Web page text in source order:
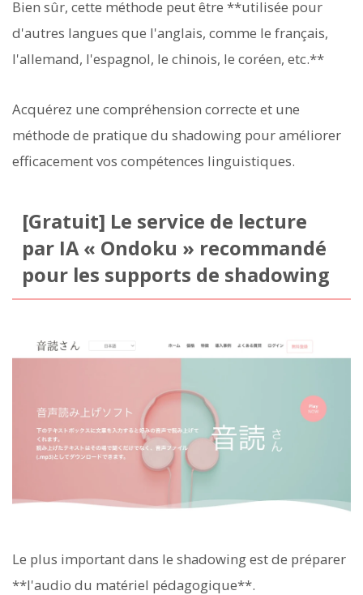
Bien sûr, cette méthode peut être **utilisée pour
d'autres langues que l'anglais, comme le français,
l'allemand, l'espagnol, le chinois, le coréen, etc.**
Acquérez une compréhension correcte et une
méthode de pratique du shadowing pour améliorer
efficacement vos compétences linguistiques.
[Gratuit] Le service de lecture
par IA « Ondoku » recommandé
pour les supports de shadowing
Le plus important dans le shadowing est de préparer
**l'audio du matériel pédagogique**.